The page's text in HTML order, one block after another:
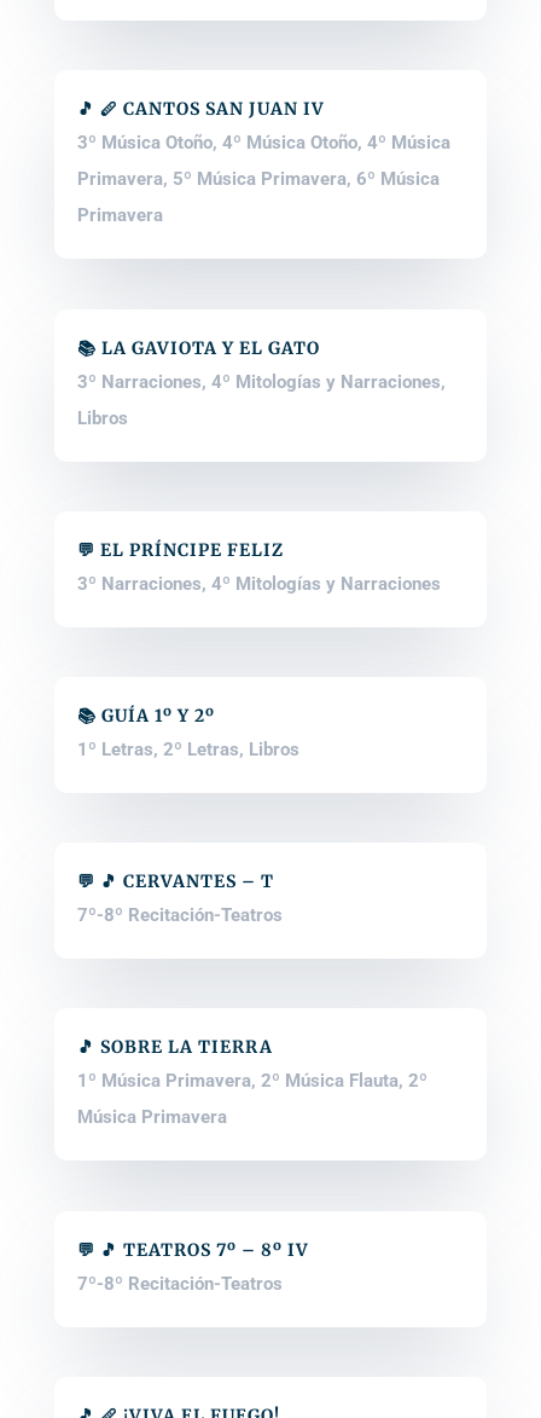
🎵 🪈 CANTOS SAN JUAN IV
3º Música Otoño, 4º Música Otoño, 4º Música
Primavera, 5º Música Primavera, 6º Música
Primavera
📚 LA GAVIOTA Y EL GATO
3º Narraciones, 4º Mitologías y Narraciones,
Libros
💬 EL PRÍNCIPE FELIZ
3º Narraciones, 4º Mitologías y Narraciones
📚 GUÍA 1º Y 2º
1º Letras, 2º Letras, Libros
💬 🎵 CERVANTES – T
7º-8º Recitación-Teatros
🎵 SOBRE LA TIERRA
1º Música Primavera, 2º Música Flauta, 2º
Música Primavera
💬 🎵 TEATROS 7º – 8º IV
7º-8º Recitación-Teatros